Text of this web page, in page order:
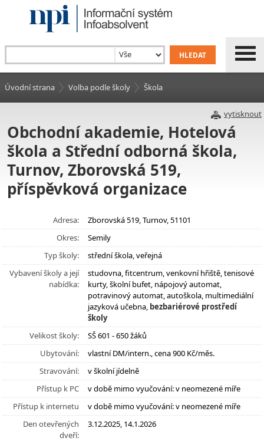
Úvodní strana Volba podle školy Škola
vytisknout
Obchodní akademie, Hotelová
škola a Střední odborná škola,
Turnov, Zborovská 519,
příspěvková organizace
Adresa:
Zborovská 519, Turnov, 51101
Okres:
Semily
Typ školy:
střední škola, veřejná
Vybavení školy a její
nabídka:
studovna, fitcentrum, venkovní hřiště, tenisové
kurty, školní bufet, nápojový automat,
potravinový automat, autoškola, multimediální
jazyková učebna, bezbariérové prostředí
školy
Velikost školy:
SŠ 601 - 650 žáků
Ubytování:
vlastní DM/intern., cena 900 Kč/měs.
Stravování:
v školní jídelně
Přístup k PC
v době mimo vyučování: v neomezené míře
Přístup k internetu
v době mimo vyučování: v neomezené míře
Den otevřených
dveří:
3.12.2025, 14.1.2026